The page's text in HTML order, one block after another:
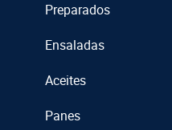
Preparados
Ensaladas
Aceites
Panes